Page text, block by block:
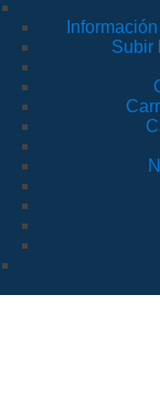
Subir